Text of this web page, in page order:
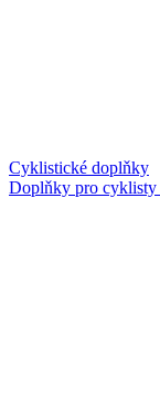
Cyklistické doplňky
Doplňky pro cyklisty